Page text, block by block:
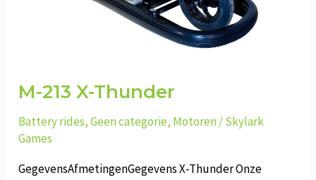
M-213 X-Thunder
Battery rides,Geen categorie, Motoren/Skylark
Games
GegevensAfmetingenGegevens X-Thunder Onze